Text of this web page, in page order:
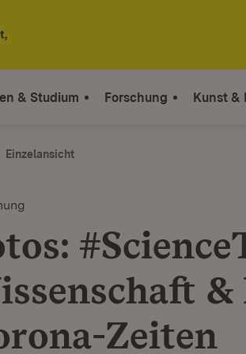
& Studium Forschung Kunst &
Einzelansicht
Zeiten